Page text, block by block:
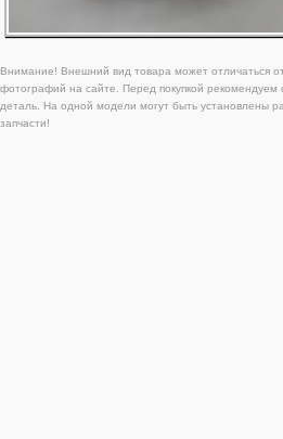
Внимание! Внешний вид товара может отличаться
фотографий на сайте. Перед покупкой рекомендуем
деталь. На одной модели могут быть установлены
запчасти!